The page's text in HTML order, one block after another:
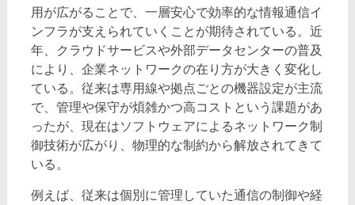
用が広がることで、一層安心で効率的な情報通信イ
ンフラが支えられていくことが期待されている。近
年、クラウドサービスや外部データセンターの普及
により、企業ネットワークの在り方が大きく変化し
ている。従来は専用線や拠点ごとの機器設定が主流
で、管理や保守が煩雑かつ高コストという課題があ
ったが、現在はソフトウェアによるネットワーク制
御技術が広がり、物理的な制約から解放されてきて
いる。
例えば、従来は個別に管理していた通信の制御や経